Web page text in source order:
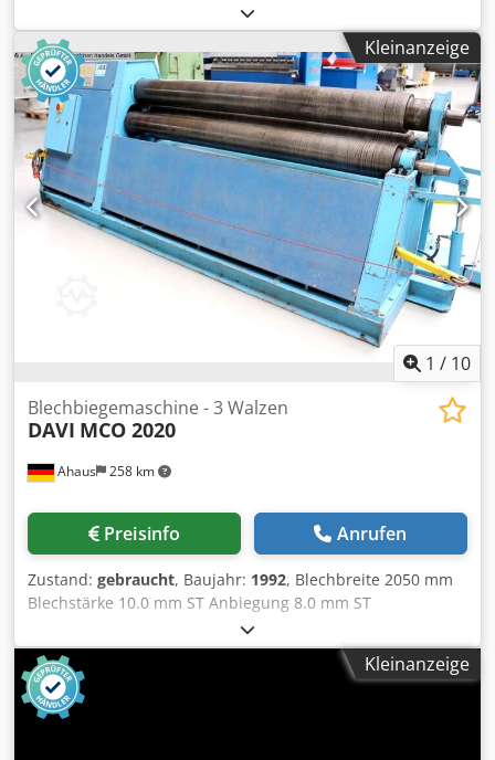
Aehgiuhokcsa Wellendurchmesser: 40 mm
Rollendurchmesser: 152-162 mm Umdrehungen: 8,5 pro
Minute. Oberwalzenverstellung: 120 mm Kapazitätstabelle:
im Anhang Maschine in verschiedenen Ausführungen
erhältlich: Manuelle Verstellung, 3-Rollenantrieb usw.
Kleinanzeige
1 / 10
Ahaus 258 km
Blechbiegemaschine - 3 Walzen
DAVI MCO 2020
Preisinfo Anrufen
Zustand: gebraucht, Baujahr: 1992, Blechbreite 2050 mm
Blechstärke 10.0 mm ST Anbiegung 8.0 mm ST
Oberwalzen-Durchmesser ~ 205 mm
Seitenwalzendurchmesser ~ 195 mm Steuerung konv.
Ölinhalt 80.0 Liter Spannung 380 V Gesamtleistungsbedarf
5.5 kW Gewicht 3200 kg Abmessung L-B-H 4500 x 1500 x
1300 mm Ausstattung: - robuste elektro-hydraulische 3-
Kleinanzeige